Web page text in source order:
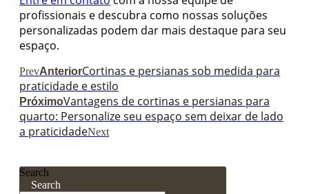
profissionais e descubra como nossas soluções
personalizadas podem dar mais destaque para seu
espaço.
PrevAnteriorCortinas e persianas sob medida para
praticidade e estilo
PróximoVantagens de cortinas e persianas para
quarto: Personalize seu espaço sem deixar de lado
a praticidadeNext
Search
Search